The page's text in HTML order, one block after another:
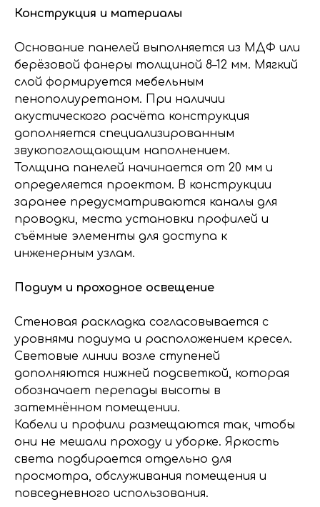
Конструкция и материалы
Основание панелей выполняется из МДФ или
берёзовой фанеры толщиной 8–12 мм. Мягкий
слой формируется мебельным
пенополиуретаном. При наличии
акустического расчёта конструкция
дополняется специализированным
звукопоглощающим наполнением.
Толщина панелей начинается от 20 мм и
определяется проектом. В конструкции
заранее предусматриваются каналы для
проводки, места установки профилей и
съёмные элементы для доступа к
инженерным узлам.
Подиум и проходное освещение
Стеновая раскладка согласовывается с
уровнями подиума и расположением кресел.
Световые линии возле ступеней
дополняются нижней подсветкой, которая
обозначает перепады высоты в
затемнённом помещении.
Кабели и профили размещаются так, чтобы
они не мешали проходу и уборке. Яркость
света подбирается отдельно для
просмотра, обслуживания помещения и
повседневного использования.